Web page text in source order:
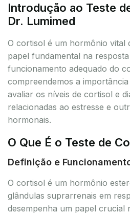
Introdução ao Teste
Dr. Lumimed
O cortisol é um hormônio vital
papel fundamental na
funcionamento adequado do
compreendemos a
avaliar os níveis de cortisol e
relacionadas ao estresse e
hormonais.
O Que É o Teste de
Definição e
O cortisol é um hormônio
glândulas suprarrenais em
desempenha um papel crucial